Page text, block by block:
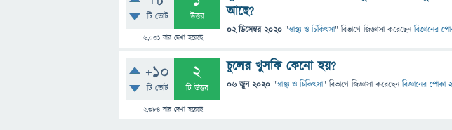
টি ভোট উত্তর
6,031 বার দেখা হয়েছে
আছে?
02 ডিসেম্বর 2020 "স্বাস্থ্য ও চিকিৎসা" বিভাগে জিজ্ঞাসাকরেছেনবিজ্ঞানের
+10
টি ভোট
2
টি উত্তর
2,384 বার দেখা হয়েছে
চুলের খুসকি কেনো হয়?
06 জুন 2020 "স্বাস্থ্য ও চিকিৎসা" বিভাগে জিজ্ঞাসাকরেছেনবিজ্ঞানের পোকা 2